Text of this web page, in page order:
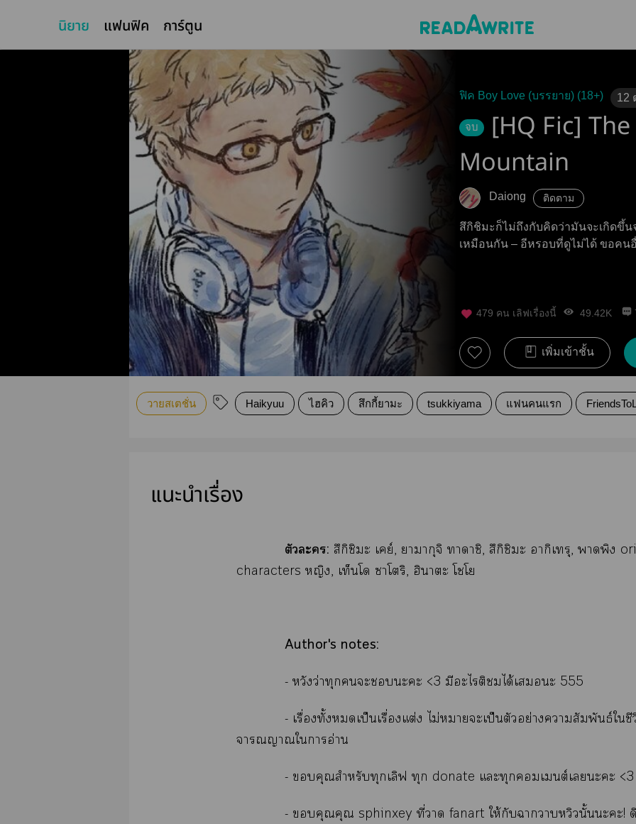
นิยาย แฟนฟิค การ์ตูน
ฟิค Boy Love (บรรยาย) (18+) 12
จบ
[HQ Fic]
Mountain
Daiong ติดตาม
สึกิชิมะก็ไม่ถึงกับคิดว่ามันจะเกิดขึ้นจริง ๆ หรือนึกว่ามันจะเริ่มต้
เหมือนกัน – อีหรอบที่ดูไม่ได้ ขอคน
479 คน เลิฟเรื่องนี้ 49.42K
เพิ่มเข้าชั้น
วายสเตชั่น Haikyuu ไฮคิว สึกกี้ยามะ tsukkiyama แฟนคนแรก
แนะนำเรื่อง
ตัวะ: สึกิชิมะ เคย์, าากุจิ าาชิ, สึกิชิมะ ากิเรุ, าพิง
characters หญิง, เท็นโ าโริ, ฮิาะ โโ
Author's notes:
- หวังว่าทุกะะะ <3 มีะไติได้เะ 555
- เรื่องทั้งเป็นเรื่องแต่ง ไม่าะเป็นตัวอย่างาสัมพันธ์ใชี
จารณญาณใาอ่าน
- คุณสำหรับทุกเลิฟ ทุก donate แะทุกเต์เะะ <3
- คุณคุณ sphinxey ที่า fanart ให้กับาาหวิวนั้นะะ!